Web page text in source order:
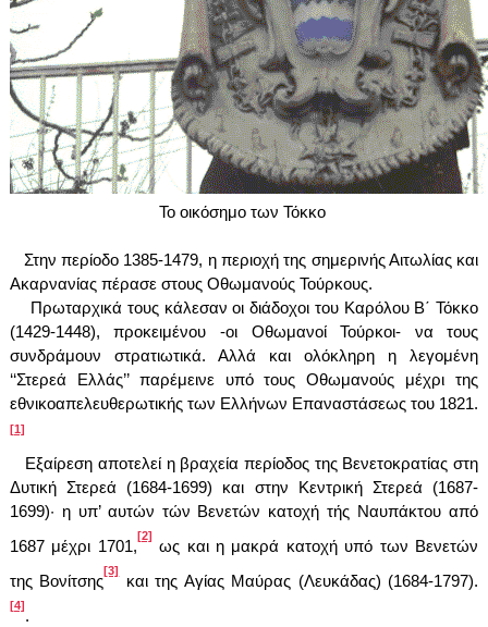
Το οικόσημο των Τόκκο
Στην περίοδο 1385-1479, η περιοχή της σημερινής Αιτωλίας και
Ακαρνανίας πέρασε στους Οθωμανούς Τούρκους.
Πρωταρχικά τους κάλεσαν οι διάδοχοι του Καρόλου Β΄ Τόκκο
(1429-1448), προκειμένου -οι Οθωμανοί Τούρκοι- να τους
συνδράμουν στρατιωτικά. Αλλά και ολόκληρη η λεγομένη
‘‘Στερεά Ελλάς’’ παρέμεινε υπό τους Οθωμανούς μέχρι της
εθνικοαπελευθερωτικής των Ελλήνων Επαναστάσεως του 1821.
[1]
Εξαίρεση αποτελεί η βραχεία περίοδος της Βενετοκρατίας στη
Δυτική Στερεά (1684-1699) και στην Κεντρική Στερεά (1687-
1699)· η υπ’ αυτών τών Βενετών κατοχή τής Ναυπάκτου από
1687 μέχρι 1701,
[2]
ως και η μακρά κατοχή υπό των Βενετών
της Βονίτσης
[3]
και της Αγίας Μαύρας (Λευκάδας) (1684-1797).
[4]
.